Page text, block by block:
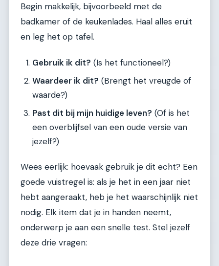
Begin makkelijk, bijvoorbeeld met de
badkamer of de keukenlades. Haal alles eruit
en leg het op tafel.
Gebruik ik dit? (Is het functioneel?)
Waardeer ik dit? (Brengt het vreugde of
waarde?)
Past dit bij mijn huidige leven? (Of is het
een overblijfsel van een oude versie van
jezelf?)
Wees eerlijk: hoevaak gebruik je dit echt? Een
goede vuistregel is: als je het in een jaar niet
hebt aangeraakt, heb je het waarschijnlijk niet
nodig. Elk item dat je in handen neemt,
onderwerp je aan een snelle test. Stel jezelf
deze drie vragen: